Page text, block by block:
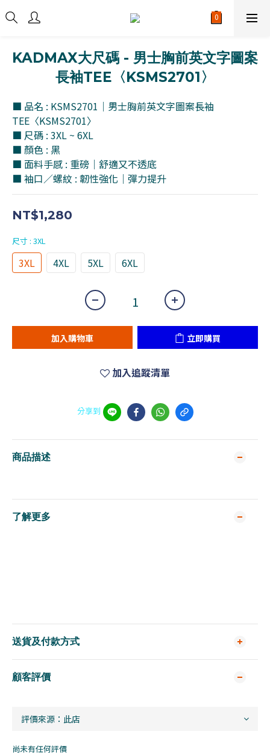
KADMAX大尺碼 - 男士胸前英文字圖案
長袖TEE〈KSMS2701〉
■ 品名 : KSMS2701｜男士胸前英文字圖案長袖
TEE〈KSMS2701〉
■ 尺碼 : 3XL ~ 6XL
■ 顏色 : 黑
■ 面料手感 : 重磅｜舒適又不透底
■ 袖口／螺紋 : 韌性強化｜彈力提升
NT$1,280
尺寸 : 3XL
3XL 4XL 5XL 6XL
加入購物車 立即購買
加入追蹤清單
分享到
商品描述
了解更多
送貨及付款方式
顧客評價
尚未有任何評價